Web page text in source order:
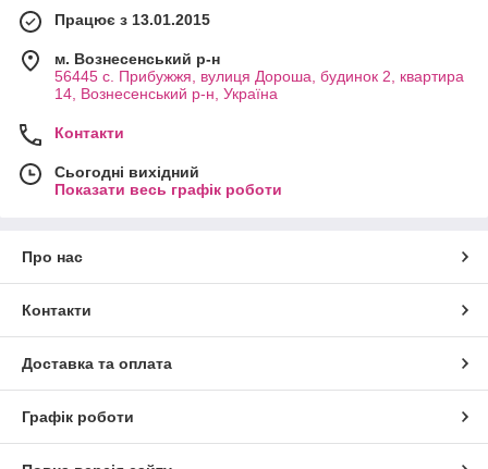
Працює з 13.01.2015
м. Вознесенський р-н
56445 с. Прибужжя, вулиця Дороша, будинок 2, квартира
14, Вознесенський р-н, Україна
Контакти
Сьогодні вихідний
Показати весь графік роботи
Про нас
Контакти
Доставка та оплата
Графік роботи